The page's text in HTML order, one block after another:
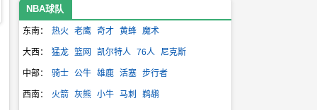
NBA球队
东南： 热火 老鹰 奇才 黄蜂 魔术
大西： 猛龙 篮网 凯尔特人 76人 尼克斯
中部： 骑士 公牛 雄鹿 活塞 步行者
西南： 火箭 灰熊 小牛 马刺 鹈鹕